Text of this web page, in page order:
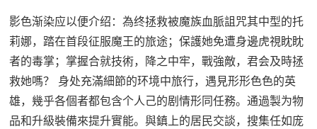
影色渐染应以便介绍：為终拯救被魔族血脈詛咒其中型的托
莉娜，踏在首段征服魔王的旅途；保護她免遭身邊虎視眈眈
者的毒掌；掌握合就技術，降之中牢，戰強敵，君会及時拯
救她嗎？ 身处充滿細節的环境中旅行，遇見形形色色的英
雄，幾乎各個者都包含个人己的剧情形同任務。通過製为物
品和升級裝備來提升實能。與鎮上的居民交談，搜集任如庞